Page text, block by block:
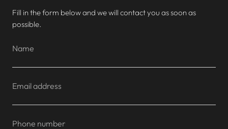
Fill in the form below and we will contact you as soon as
possible.